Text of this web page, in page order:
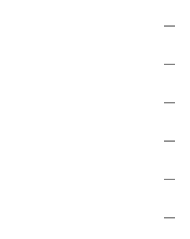
—
—
—
—
—
—